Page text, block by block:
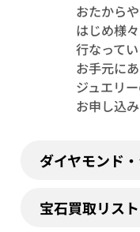
Pt･Pm900 サファイ
アス/イヤリング 0.3
59,000円
2026年6月10日時点
おたから
はじめ様
行なってい
お手元に
ジュエリ
お申し込
ダイヤモンド
宝石買取リスト